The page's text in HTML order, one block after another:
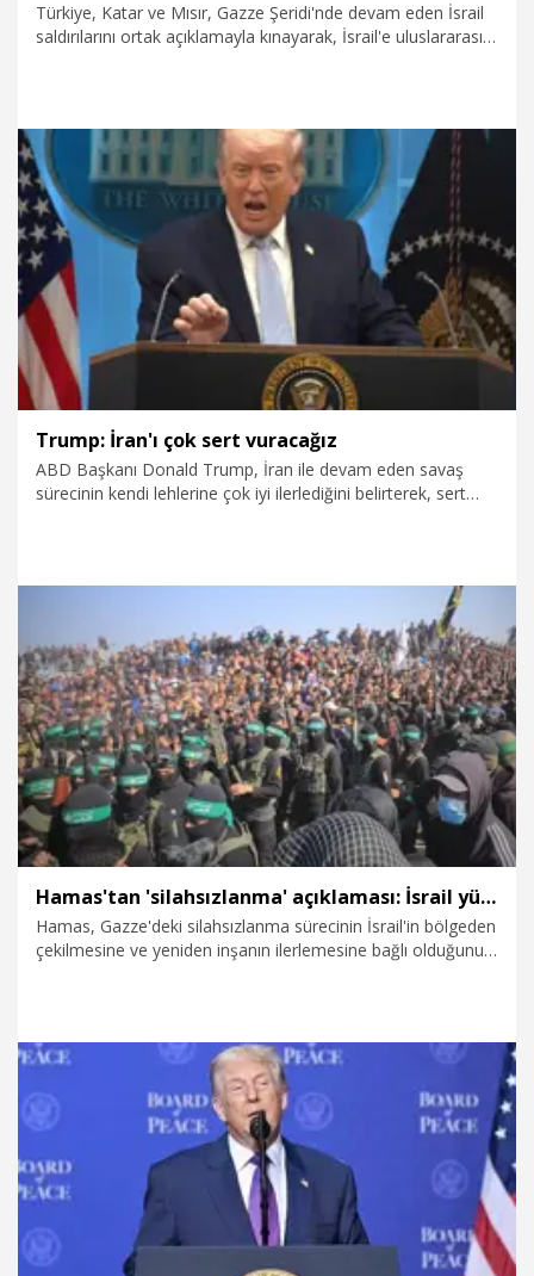
Türkiye, Katar ve Mısır, Gazze Şeridi'nde devam eden İsrail
saldırılarını ortak açıklamayla kınayarak, İsrail'e uluslararası
4.08.2026 Gündem
Trump: İran'ı çok sert vuracağız
ABD Başkanı Donald Trump, İran ile devam eden savaş
sürecinin kendi lehlerine çok iyi ilerlediğini belirterek, sert
1.08.2026 Dünya
Hamas'tan 'silahsızlanma' açıklaması: İsrail yükümlülüklerini yerine getirmezse anlaşma uygulanmayacak
Hamas, Gazze'deki silahsızlanma sürecinin İsrail'in bölgeden
çekilmesine ve yeniden inşanın ilerlemesine bağlı olduğunu
31.07.2026 Dünya